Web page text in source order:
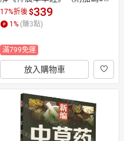
1）丨天龍圖書簡體字專賣店丨
978755763583101 (tl2605_中
智)
17%折後$339
1 % (賺3點)
滿799免運
放入購物車